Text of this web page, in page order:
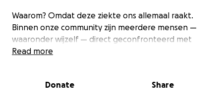
Waarom? Omdat deze ziekte ons allemaal raakt.
Binnen onze community zijn meerdere mensen —
waaronder wijzelf — direct geconfronteerd met
kanker. Daarom zetten we onze kracht, energie en
Read more
Donate Share